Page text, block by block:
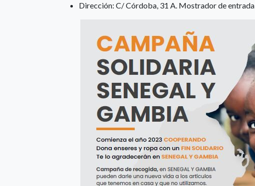
Dirección: C/ Córdoba, 31 A. Mostrador de entrada